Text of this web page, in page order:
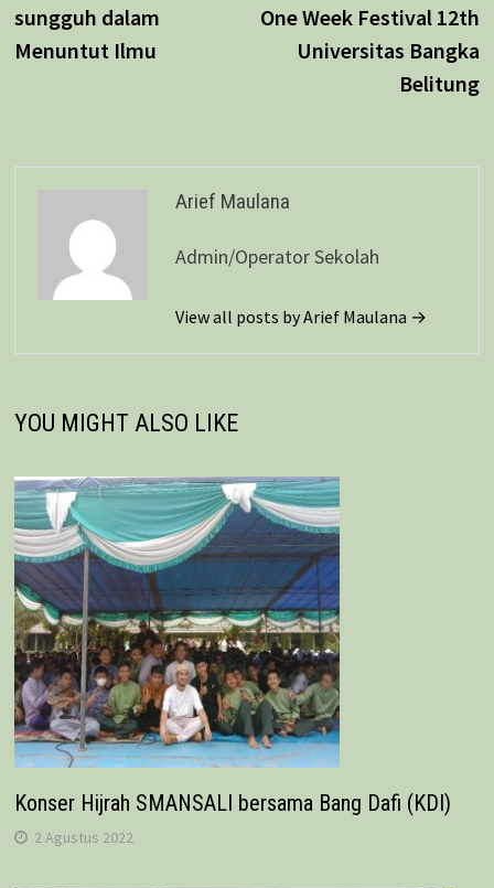
sungguh dalam
Menuntut Ilmu
One Week Festival 12th
Universitas Bangka
Belitung
Arief Maulana
Admin/Operator Sekolah
View all posts by Arief Maulana →
YOU MIGHT ALSO LIKE
Konser Hijrah SMANSALI bersama Bang Dafi (KDI)
2 Agustus 2022